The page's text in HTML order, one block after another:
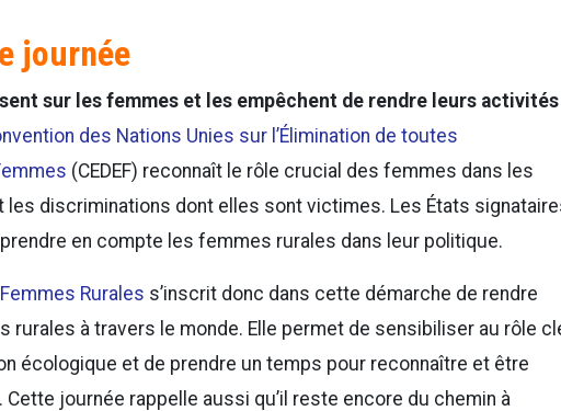
journée
sur les femmes et les empêchent de rendre leurs activités
des Nations Unies sur l’Élimination de toutes
(CEDEF) reconnaît le rôle crucial des femmes dans les
les discriminations dont elles sont victimes. Les États
en compte les femmes rurales dans leur politique.
Rurales s’inscrit donc dans cette démarche de rendre
rurales à travers le monde. Elle permet de sensibiliser au rôle
écologique et de prendre un temps pour reconnaître et être
Cette journée rappelle aussi qu’il reste encore du chemin à